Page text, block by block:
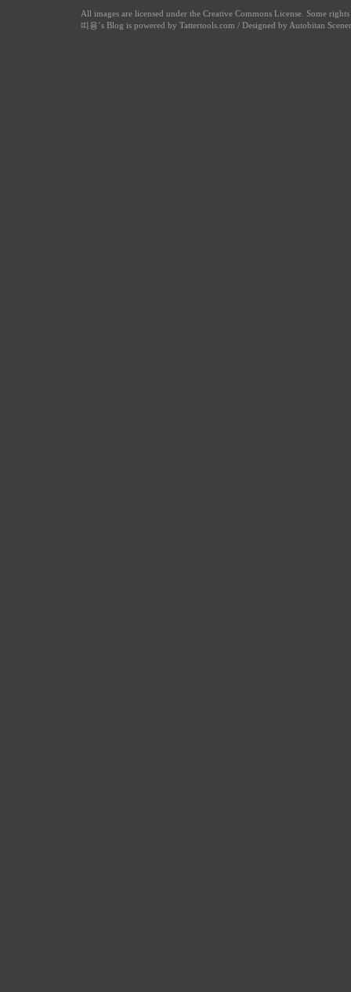
All images are licensed under the Creative Commons License . Some
띠용’s Blog is powered by Tattertools.com / Designed by Autobitan